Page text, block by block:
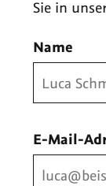
Sie in
Name
E-Mail-